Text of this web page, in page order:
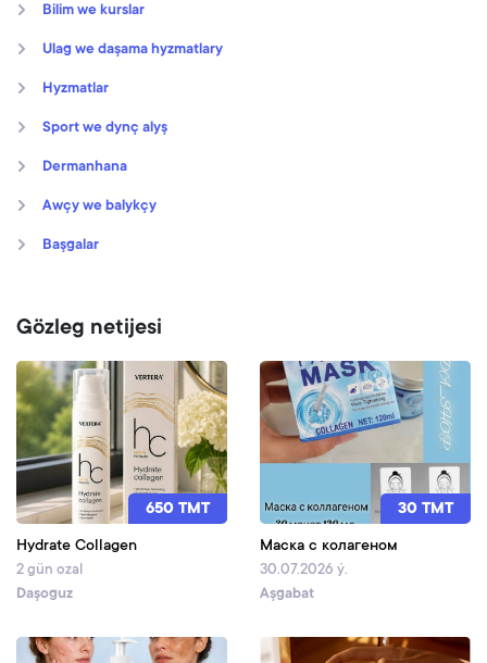
Bilim we kurslar
Ulag we daşama hyzmatlary
Hyzmatlar
Sport we dynç alyş
Dermanhana
Awçy we balykçy
Başgalar
Gözleg netijesi
650 TMT
Hydrate Collagen
2 gün ozal
Daşoguz
30 TMT
Маска с колагеном
30.07.2026 ý.
Aşgabat